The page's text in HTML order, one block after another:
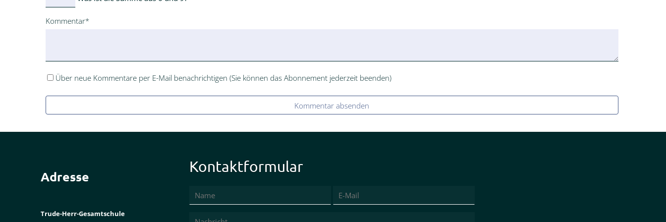
Pflichtfeld
Kommentar*
Über neue Kommentare per E-Mail benachrichtigen (Sie können das Abonnement jederzeit beenden)
Kommentar absenden
Adresse
Trude-Herr-Gesamtschule
Kontaktformular